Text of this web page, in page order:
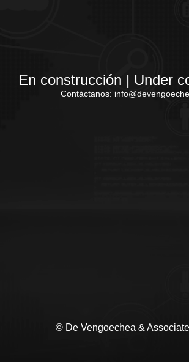
En construcción | Under
Contáctanos:
© De Vengoechea &